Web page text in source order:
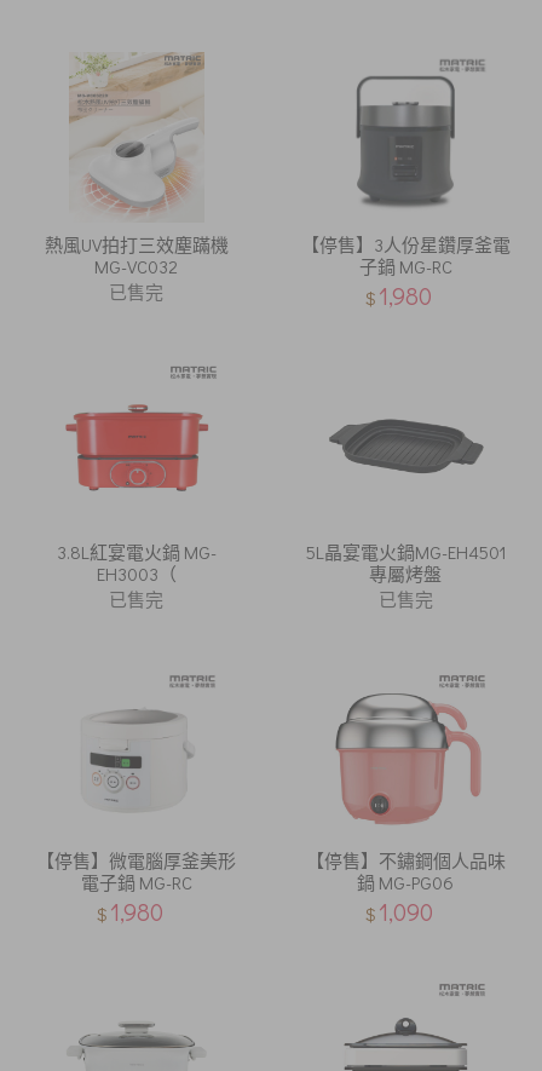
熱風UV拍打三效塵蹣機
MG-VC032
已售完
【停售】3人份星鑽厚釜電
子鍋 MG-RC
$ 1,980
3.8L紅宴電火鍋 MG-
EH3003（
已售完
5L晶宴電火鍋MG-EH4501
專屬烤盤
已售完
【停售】微電腦厚釜美形
電子鍋 MG-RC
$ 1,980
【停售】不鏽鋼個人品味
鍋 MG-PG06
$ 1,090